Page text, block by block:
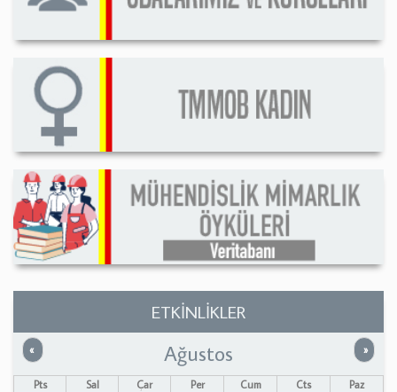
ETKİNLİKLER
« Önceki »
Ağustos
Pts Sal Çar Per Cum Cts
Paz